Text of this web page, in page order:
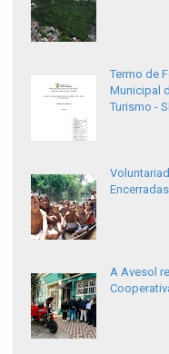
Termo de
Municipal
Turismo -
Encerradas
A Avesol